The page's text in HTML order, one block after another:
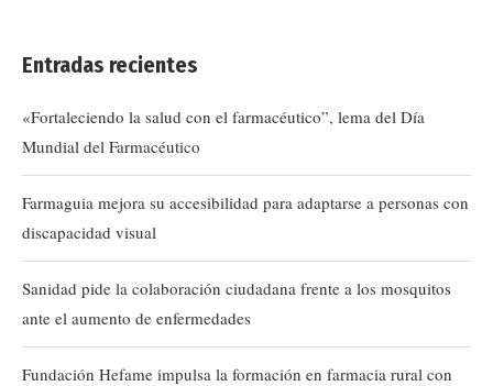
Entradas recientes
«Fortaleciendo la salud con el farmacéutico”, lema del Día
Mundial del Farmacéutico
Farmaguia mejora su accesibilidad para adaptarse a personas con
discapacidad visual
Sanidad pide la colaboración ciudadana frente a los mosquitos
ante el aumento de enfermedades
Fundación Hefame impulsa la formación en farmacia rural con